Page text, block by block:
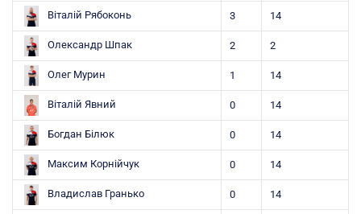
Віталій Рябоконь 3 14
Олександр Шпак 2 2
Олег Мурин 1 14
Віталій Явний 0 14
Богдан Білюк 0 14
Максим Корнійчук 0 14
Владислав Гранько 0 14